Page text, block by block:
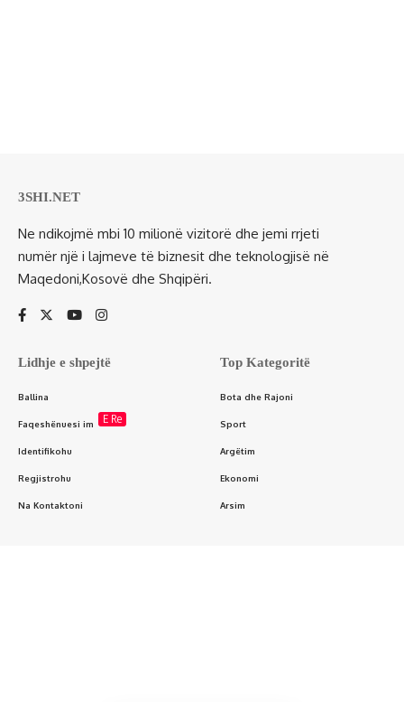
3SHI.NET
Ne ndikojmë mbi 10 milionë vizitorë dhe jemi rrjeti
numër një i lajmeve të biznesit dhe teknologjisë në
Maqedoni,Kosovë dhe Shqipëri.
Lidhje e shpejtë
Ballina
Faqeshënuesi im E Re
Identifikohu
Regjistrohu
Na Kontaktoni
Top Kategoritë
Bota dhe Rajoni
Sport
Argëtim
Ekonomi
Arsim